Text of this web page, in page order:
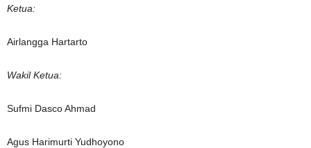
Ketua:
Airlangga Hartarto
Wakil Ketua:
Sufmi Dasco Ahmad
Agus Harimurti Yudhoyono